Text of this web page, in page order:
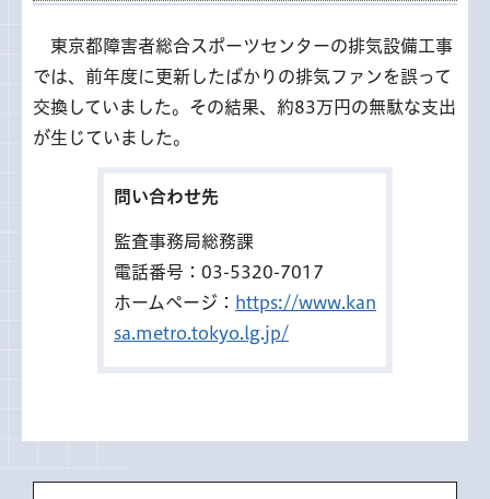
東京都障害者総合スポーツセンターの排気設備工事
では、前年度に更新したばかりの排気ファンを誤って
交換していました。その結果、約83万円の無駄な支出
が生じていました。
問い合わせ先
監査事務局総務課
電話番号：03-5320-7017
ホームページ： https://www.kan
sa.metro.tokyo.lg.jp/